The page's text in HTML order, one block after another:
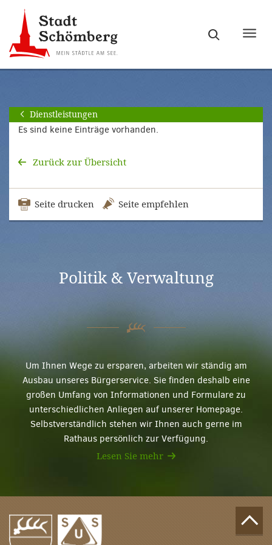
Hauptnavigation
springen
[Alt]+
Seiteninhalt
springen
[Alt]+
Dienstleistungen
Es sind keine Einträge vorhanden.
Zurück zur Übersicht
Seite drucken Seite empfehlen
Politik & Verwaltung
Um Ihnen Wege zu ersparen, arbeiten wir ständig am
Ausbau unseres Bürgerservice. Sie finden deshalb eine
großen Umfang von Informationen und Formulare zu
unterschiedlichen Anliegen auf unserer Homepage.
Selbstverständlich stehen wir Ihnen auch gerne im
Rathaus persönlich zur Verfügung.
Lesen Sie mehr